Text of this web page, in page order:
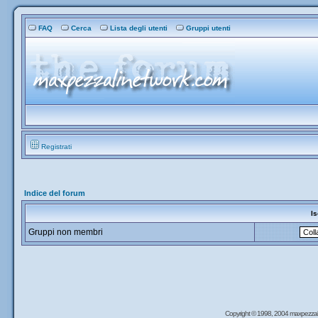
FAQ Cerca Lista degli utenti Gruppi utenti
Registrati
Indice del forum
Gruppi non membri
Copyright © 1998, 2004